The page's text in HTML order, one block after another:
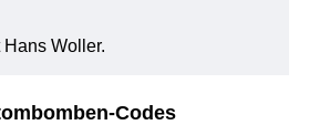
Woller.
Codes